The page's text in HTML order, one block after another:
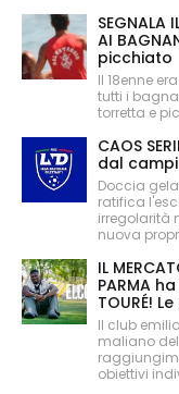
SEGNALA
AI
picchiato
Il 18enne
tutti i
torretta e
CAOS
dal
Doccia
ratifica
irregolarità
nuova
IL
PARMA
TOURÉ!
Il club
maliano
obiettivi